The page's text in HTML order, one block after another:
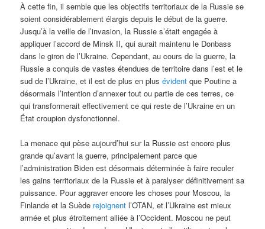
À cette fin, il semble que les objectifs territoriaux de la Russie se
soient considérablement élargis depuis le début de la guerre.
Jusqu’à la veille de l’invasion, la Russie s’était engagée à
appliquer l’accord de Minsk II, qui aurait maintenu le Donbass
dans le giron de l’Ukraine. Cependant, au cours de la guerre, la
Russie a conquis de vastes étendues de territoire dans l’est et le
sud de l’Ukraine, et il est de plus en plusévident que Poutine a
désormais l’intention d’annexer tout ou partie de ces terres, ce
qui transformerait effectivement ce qui reste de l’Ukraine en un
État croupion dysfonctionnel.
La menace qui pèse aujourd’hui sur la Russie est encore plus
grande qu’avant la guerre, principalement parce que
l’administration Biden est désormais déterminée à faire reculer
les gains territoriaux de la Russie et à paralyser définitivement sa
puissance. Pour aggraver encore les choses pour Moscou, la
Finlande et la Suède rejoignent l’OTAN, et l’Ukraine est mieux
armée et plus étroitement alliée à l’Occident. Moscou ne peut